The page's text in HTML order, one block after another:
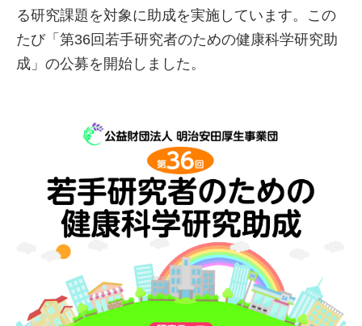
る研究課題を対象に助成を実施しています。この
たび「第36回若手研究者のための健康科学研究助
成」の公募を開始しました。